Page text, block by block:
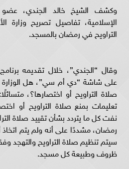
وكشف الشيخ خالد الجندي، عضو
الإسلامية، تفاصيل تصريح وزارة
التراويح في رمضان بالمسجد.
وقال “الجندي”، خلال تقديمه
على شاشة “دي أم سي”، هل الوزارة
صلاة التراويح أو اختصارها؟،
تعليمات بمنع صلاة التراويح أو
نفت كل ما يتردد بشأن تقييد صلاة
رمضان، مشددًا على أنه ولم يتم اتخاذ
سيتم تنظيم صلاة التراويح والتهجد
ظروف وطبيعة كل مسجد.